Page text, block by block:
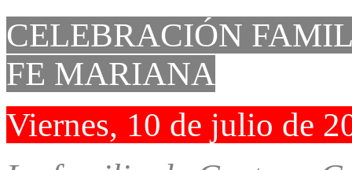
CELEBRACIÓN
FE MARIANA
Viernes, 10 de julio de